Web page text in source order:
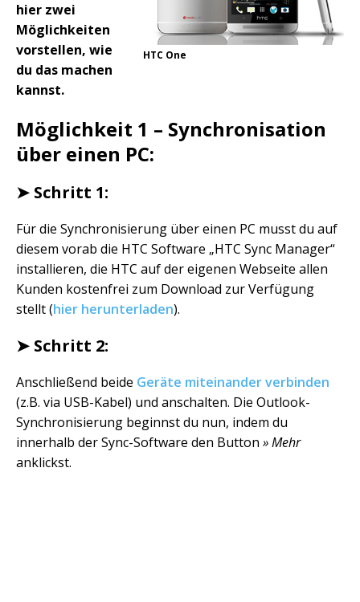
HTC One
hier zwei
Möglichkeiten
vorstellen, wie
du das machen
kannst.
Möglichkeit 1 – Synchronisation
über einen PC:
➤ Schritt 1:
Für die Synchronisierung über einen PC musst du auf
diesem vorab die HTC Software „HTC Sync Manager“
installieren, die HTC auf der eigenen Webseite allen
Kunden kostenfrei zum Download zur Verfügung
stellt (hier herunterladen).
➤ Schritt 2:
Anschließend beide Geräte miteinander verbinden
(z.B. via USB-Kabel) und anschalten. Die Outlook-
Synchronisierung beginnst du nun, indem du
innerhalb der Sync-Software den Button » Mehr
anklickst.